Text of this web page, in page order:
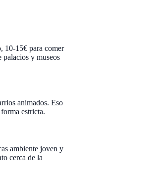
10-15€ para comer
palacios y museos
animados. Eso
estricta.
ambiente joven y
cerca de la